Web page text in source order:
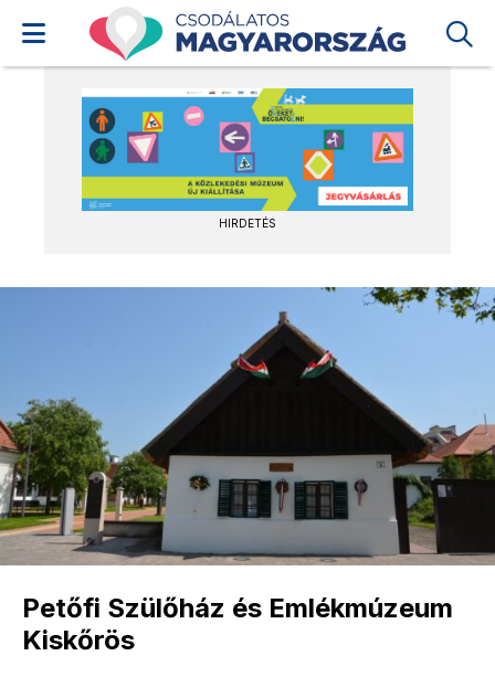
HIRDETÉS
Petőfi Szülőház és Emlékmúzeum
Kiskőrös